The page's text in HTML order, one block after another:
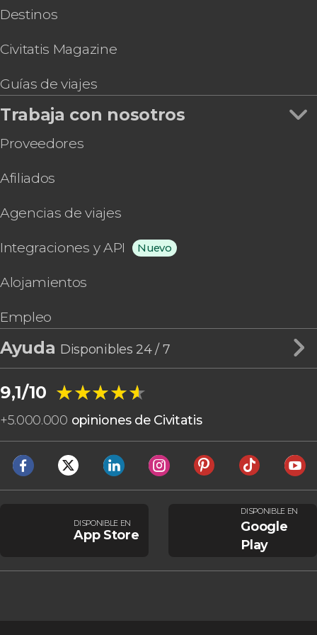
Destinos
Civitatis Magazine
Guías de viajes
Trabaja con nosotros
Proveedores
Afiliados
Agencias de viajes
Integraciones y API Nuevo
Alojamientos
Empleo
Ayuda Disponibles 24 / 7
9,1/10 ★★★★★
★★★★★
+5.000.000 opiniones de Civitatis
DISPONIBLE EN
App Store
DISPONIBLE EN
Google
Play